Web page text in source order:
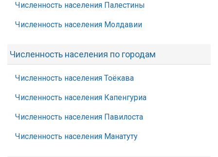
Численность населения Палестины
Численность населения Молдавии
Численность населения по городам
Численность населения Тоёкава
Численность населения Капенгуриа
Численность населения Павилоста
Численность населения Манатуту